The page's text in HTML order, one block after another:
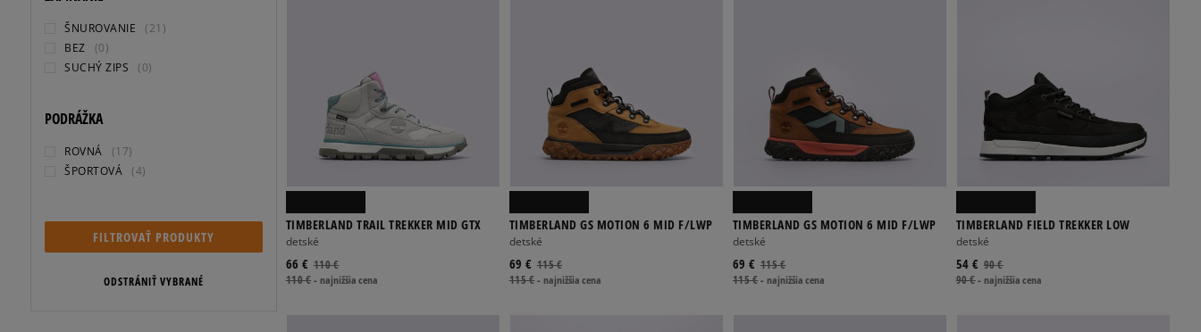
ŠNUROVANIE
(21)
BEZ
(0)
SUCHÝ ZIPS
(0)
PODRÁŽKA
ROVNÁ
(17)
ŠPORTOVÁ (4)
FILTROVAŤ PRODUKTY
ODSTRÁNIŤ VYBRANÉ
TIMBERLAND TRAIL TREKKER MID GTX
detské
110 €
66 €
110 €-najnižšia cena
TIMBERLAND GS MOTION 6 MID F/LWP
detské
115 €
69 €
115 €-najnižšia cena
TIMBERLAND GS MOTION 6 MID F/LWP
detské
115 €
69 €
115 €-najnižšia cena
TIMBERLAND FIELD TREKKER LOW
detské
90 €
54 €
90 €-najnižšia cena